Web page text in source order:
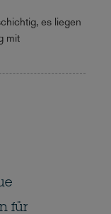
es liegen
mit
für